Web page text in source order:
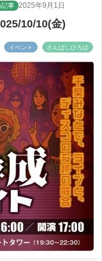
記事 2025年9月1日
10/10(金)
イベント さんばしひろば